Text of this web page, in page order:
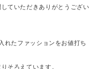
ていただきありがとうござい
れたファッションをお値打ち
そろえています。